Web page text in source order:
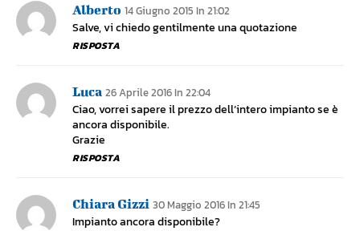
Alberto 14 Giugno 2015 In 21:02
Salve, vi chiedo gentilmente una quotazione
RISPOSTA
Luca 26 Aprile 2016 In 22:04
Ciao, vorrei sapere il prezzo dell’intero impianto se è
ancora disponibile.
Grazie
RISPOSTA
Chiara Gizzi 30 Maggio 2016 In 21:45
Impianto ancora disponibile?